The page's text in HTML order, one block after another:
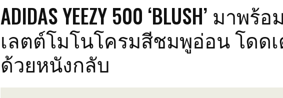
ADIDAS YEEZY 500 ‘BLUSH’ มาพร้
เลตต์โมโนโครมสีชมพูอ่อน โดด
ด้วยหนังกลับ